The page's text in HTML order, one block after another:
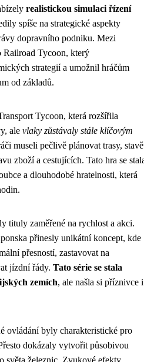
realistickou simulaci řízení
spíše na strategické aspekty
dopravního podniku. Mezi
Tycoon, který
strategií a umožnil hráčům
od základů.
Tycoon, která rozšířila
ale vlaky zůstávaly stále klíčovým
museli pečlivě plánovat trasy,
zboží a cestujících. Tato hra se
a dlouhodobé hratelnosti, která
tituly zaměřené na rychlost a akci.
přinesly unikátní koncept, kde
přesností, zastavovat na
jízdní řády. Tato série se stala
zemích, ale našla si příznivce i
ovládání byly charakteristické pro
dokázaly vytvořit působivou
světa železnic. Zvukové efekty